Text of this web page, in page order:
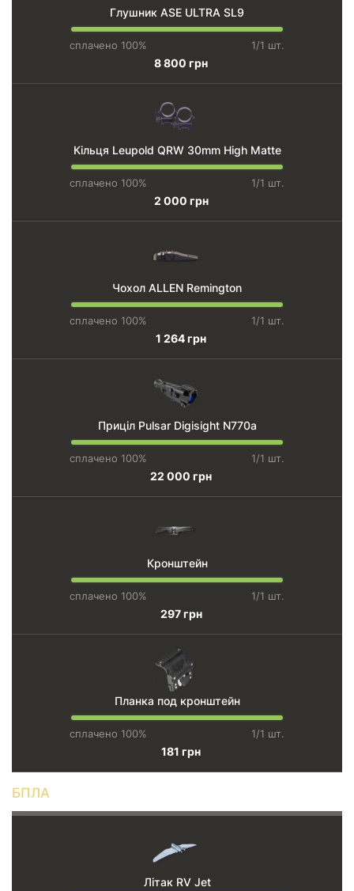
Глушник ASE ULTRA SL9
сплачено 100% 1/1 шт.
8 800 грн
Кільця Leupold QRW 30mm High Matte
сплачено 100% 1/1 шт.
2 000 грн
Чохол ALLEN Remington
сплачено 100% 1/1 шт.
1 264 грн
Приціл Pulsar Digisight N770a
сплачено 100% 1/1 шт.
22 000 грн
Кронштейн
сплачено 100% 1/1 шт.
297 грн
Планка под кронштейн
сплачено 100% 1/1 шт.
181 грн
БПЛА
Літак RV Jet